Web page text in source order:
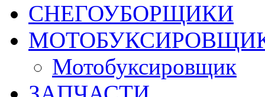
СНЕГОУБОРЩИКИ
Мотобуксировщик